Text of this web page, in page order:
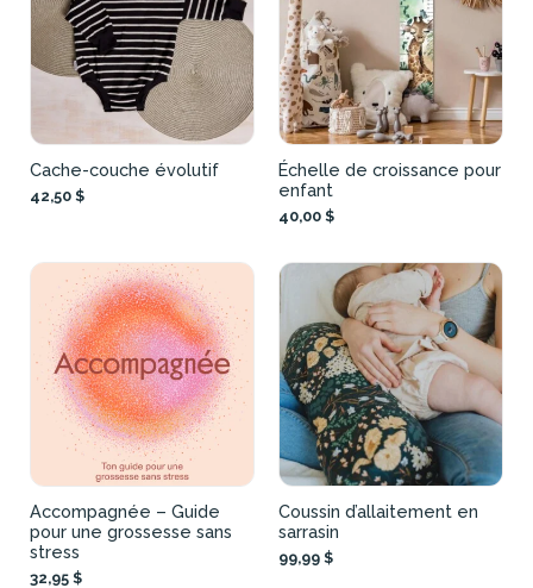
Cache-couche évolutif
42,50 $
Échelle de croissance pour
enfant
40,00 $
Accompagnée – Guide
pour une grossesse sans
stress
32,95 $
Coussin d’allaitement en
sarrasin
99,99 $